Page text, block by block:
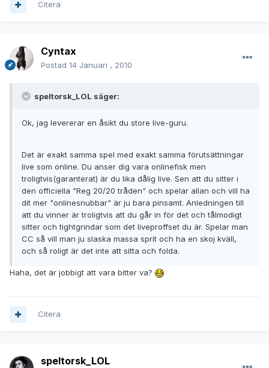
Citera
Cyntax
Postad 14 Januari , 2010
speltorsk_LOL säger:
Ok, jag levererar en åsikt du store live-guru.
Det är exakt samma spel med exakt samma förutsättningar
live som online. Du anser dig vara onlinefisk men
troligtvis(garanterat) är du lika dålig live. Sen att du sitter i
den officiella "Reg 20/20 tråden" och spelar allan och vill ha
dit mer "onlinesnubbar" är ju bara pinsamt. Anledningen till
att du vinner är troligtvis att du går in för det och tålmodigt
sitter och tightgrindar som det liveproffset du är. Spelar man
CC så vill man ju slaska massa sprit och ha en skoj kväll,
och så roligt är det inte att sitta och folda.
Haha, det är jobbigt att vara bitter va?
Citera
speltorsk_LOL